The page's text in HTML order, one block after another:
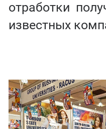
отработки
известных